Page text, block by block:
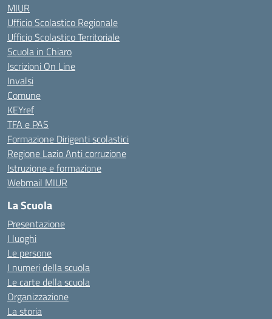
MIUR
Ufficio Scolastico Regionale
Ufficio Scolastico Territoriale
Scuola in Chiaro
Iscrizioni On Line
Invalsi
Comune
KEYref
TFA e PAS
Formazione Dirigenti scolastici
Regione Lazio Anti corruzione
Istruzione e formazione
Webmail MIUR
La Scuola
Presentazione
I luoghi
Le persone
I numeri della scuola
Le carte della scuola
Organizzazione
La storia